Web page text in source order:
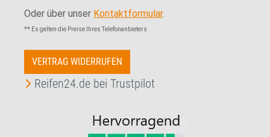
Oder über unser Kontaktformular.
** Es gelten die Preise Ihres Telefonanbieters
VERTRAG WIDERRUFEN
Reifen24.de bei Trustpilot